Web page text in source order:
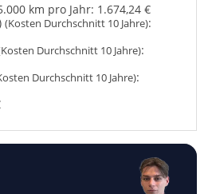
km pro Jahr: 1.674,24 €
(Kosten Durchschnitt 10 Jahre):
Durchschnitt 10 Jahre):
Durchschnitt 10 Jahre):